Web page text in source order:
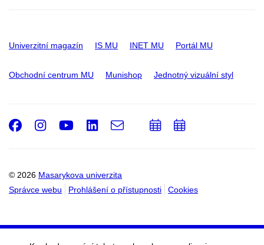
Univerzitní magazín IS MU INET MU Portál MU
Obchodní centrum MU Munishop Jednotný vizuální styl
© 2026 Masarykova univerzita
Správce webu
Prohlášení o přístupnosti Cookies
Facebook
Instagram
Youtube
LinkedIn
e-
PřidatPřidat